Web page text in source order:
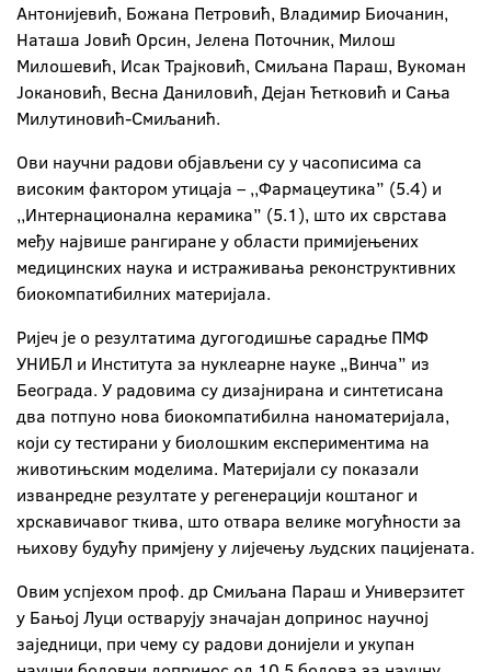
Антонијевић, Божана Петровић, Владимир Биочанин,
Наташа Јовић Орсин, Јелена Поточник, Милош
Милошевић, Исак Трајковић, Смиљана Параш, Вукоман
Јокановић, Весна Даниловић, Дејан Ћетковић и Сања
Милутиновић-Смиљанић.
Ови научни радови објављени су у часописима са
високим фактором утицаја – ,,Фармацеутика” (5.4) и
,,Интернационална керамика” (5.1), што их сврстава
међу највише рангиране у области примијењених
медицинских наука и истраживања реконструктивних
биокомпатибилних материјала.
Ријеч је о резултатима дугогодишње сарадње ПМФ
УНИБЛ и Института за нуклеарне науке „Винча” из
Београда. У радовима су дизајнирана и синтетисана
два потпуно нова биокомпатибилна наноматеријала,
који су тестирани у биолошким експериментима на
животињским моделима. Материјали су показали
изванредне резултате у регенерацији коштаног и
хрскавичавог ткива, што отвара велике могућности за
њихову будућу примјену у лијечењу људских пацијената.
Овим успјехом проф. др Смиљана Параш и Универзитет
у Бањој Луци остварују значајан допринос научној
заједници, при чему су радови донијели и укупан